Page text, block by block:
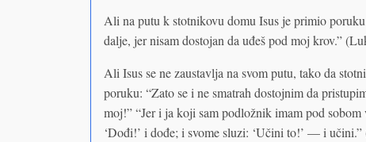
Ali na putu k stotnikovu domu Isus je primio
dalje, jer nisam dostojan da uđeš pod moj krov.”
Ali Isus se ne zaustavlja na svom putu, tako da
poruku: “Zato se i ne smatrah dostojnim da
moj!” “Jer i ja koji sam podložnik imam pod
‘Dođi!’ i dođe; i svome sluzi: ‘Učini to!’ — i